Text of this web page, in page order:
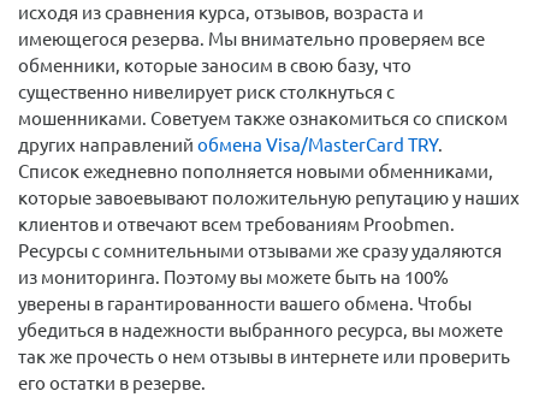
исходя из сравнения курса, отзывов, возраста и
имеющегося резерва. Мы внимательно проверяем все
обменники, которые заносим в свою базу, что
существенно нивелирует риск столкнуться с
мошенниками. Советуем также ознакомиться со списком
других направлений обмена Visa/MasterCard TRY.
Список ежедневно пополняется новыми обменниками,
которые завоевывают положительную репутацию у наших
клиентов и отвечают всем требованиям Proobmen.
Ресурсы с сомнительными отзывами же сразу удаляются
из мониторинга. Поэтому вы можете быть на 100%
уверены в гарантированности вашего обмена. Чтобы
убедиться в надежности выбранного ресурса, вы можете
так же прочесть о нем отзывы в интернете или проверить
его остатки в резерве.